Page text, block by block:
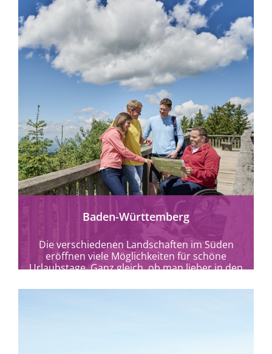
mehr erfahren
Baden-Württemberg
Die verschiedenen Landschaften im Süden
eröffnen viele Möglichkeiten für schöne
Urlaubstage. Ganz gleich, ob man lieber in den